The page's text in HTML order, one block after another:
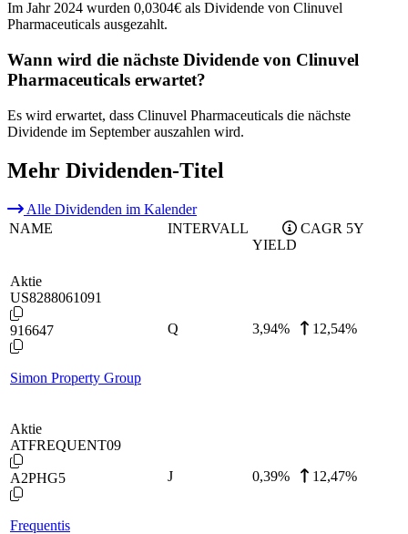
Im Jahr 2024 wurden 0,0304€ als Dividende von Clinuvel
Pharmaceuticals ausgezahlt.
Wann wird die nächste Dividende von Clinuvel
Pharmaceuticals erwartet?
Es wird erwartet, dass Clinuvel Pharmaceuticals die nächste
Dividende im September auszahlen wird.
Mehr Dividenden-Titel
Alle Dividenden im Kalender
NAME
INTERVALL
YIELD
CAGR 5Y
Aktie
US8288061091
916647
Simon Property Group
Q 3,94% 12,54%
Aktie
ATFREQUENT09
A2PHG5
Frequentis
J 0,39% 12,47%